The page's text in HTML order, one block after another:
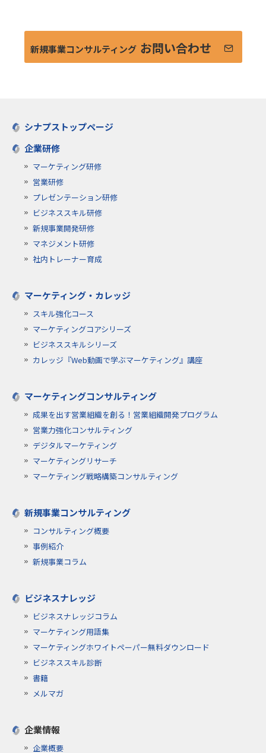
新規事業コンサルティング お問い合わせ
シナプストップページ
企業研修
マーケティング研修
営業研修
プレゼンテーション研修
ビジネススキル研修
新規事業開発研修
マネジメント研修
社内トレーナー育成
マーケティング・カレッジ
スキル強化コース
マーケティングコアシリーズ
ビジネススキルシリーズ
カレッジ『Web動画で学ぶマーケティング』講座
マーケティングコンサルティング
成果を出す営業組織を創る！営業組織開発プログラム
営業力強化コンサルティング
デジタルマーケティング
マーケティングリサーチ
マーケティング戦略構築コンサルティング
新規事業コンサルティング
コンサルティング概要
事例紹介
新規事業コラム
ビジネスナレッジ
ビジネスナレッジコラム
マーケティング用語集
マーケティングホワイトペーパー無料ダウンロード
ビジネススキル診断
書籍
メルマガ
企業情報
企業概要